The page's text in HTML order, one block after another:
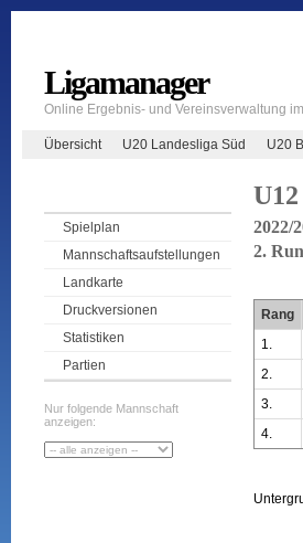
Ligamanager
Online Ergebnis- und Vereinsverwaltung
Übersicht U20 Landesliga Süd U20
Spielplan
Mannschaftsaufstellungen
Landkarte
Druckversionen
Statistiken
Partien
Nur folgende Mannschaft
anzeigen:
U12
2022/
2.
Rang
1.
2.
3.
4.